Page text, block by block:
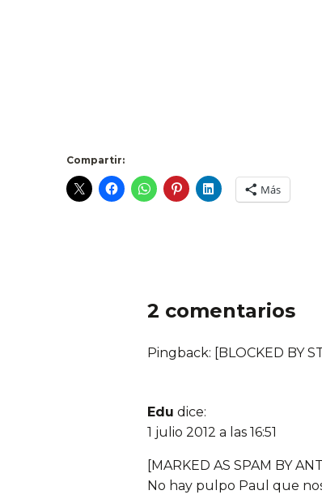
Compartir:
Más
2 comentarios
Pingback: [BLOCKED BY
Edu dice:
1 julio 2012 a las 16:51
[MARKED AS SPAM BY
No hay pulpo Paul que